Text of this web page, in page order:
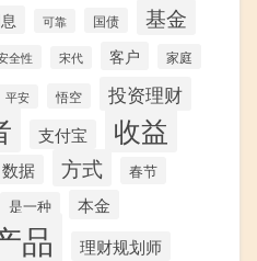
可靠 国债 基金
全性 宋代 客户 家庭
平安 悟空 投资理财
支付宝 收益
数据 方式 春节
是一种 本金
品
理财规划师